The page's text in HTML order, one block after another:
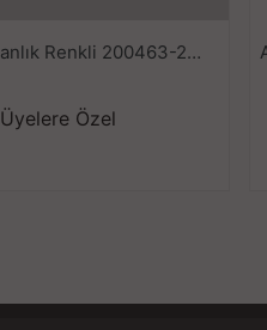
Emaye Çaydanlık Renkli 200463-200717-201297
Üyelere Özel